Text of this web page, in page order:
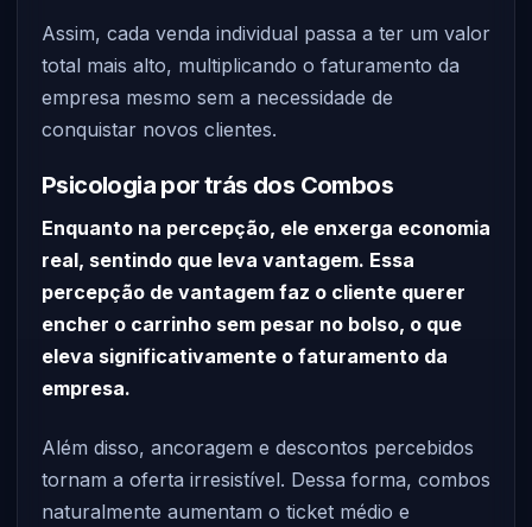
Assim, cada venda individual passa a ter um valor
total mais alto, multiplicando o faturamento da
empresa mesmo sem a necessidade de
conquistar novos clientes.
Psicologia por trás dos Combos
Enquanto na percepção, ele enxerga economia
real, sentindo que leva vantagem. Essa
percepção de vantagem faz o cliente querer
encher o carrinho sem pesar no bolso, o que
eleva significativamente o faturamento da
empresa.
Além disso, ancoragem e descontos percebidos
tornam a oferta irresistível. Dessa forma, combos
naturalmente aumentam o ticket médio e